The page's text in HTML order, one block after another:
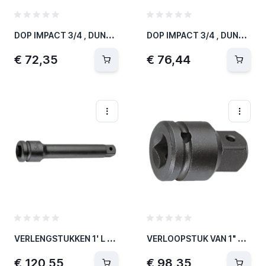
D
OP IMPACT 3/4 , DUNWANDIG - CONVEX 32 MM
€ 72,35
D
OP IMPACT 3/4 , DUNWANDIG - CONVEX 36 MM
€ 76,44
V
ERLENGSTUKKEN 1' L 200 MM
€ 120,55
V
ERLOOPSTUK VAN 1" NAAR 1-1/2"
€ 98,35